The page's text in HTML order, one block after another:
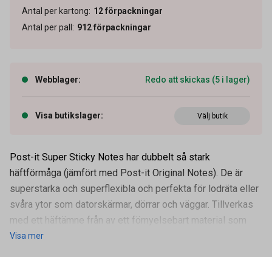
Antal per kartong: 12förpackningar
Antal per pall : 912förpackningar
Webblager: Redo att skickas (5 i lager)
Visa butikslager: Välj butik
Post-it Super Sticky Notes har dubbelt så stark
häftförmåga (jämfört med Post-it Original Notes). De är
superstarka och superflexibla och perfekta för lodräta eller
svåra ytor som datorskärmar, dörrar och väggar. Tillverkas
med ett häftämne från av ett förnyelsebart material som
Visa mer
Artikelnummer 10110338
Antal ark / block